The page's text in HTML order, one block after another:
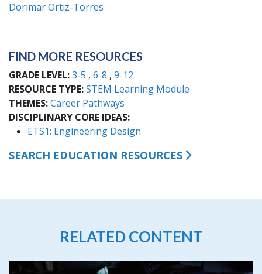
Dorimar Ortiz-Torres
FIND MORE RESOURCES
GRADE LEVEL 3-5 6-8 9-12
RESOURCE TYPE STEM Learning Module
THEMES Career Pathways
DISCIPLINARY CORE IDEAS
ETS1: Engineering Design
SEARCH EDUCATION RESOURCES
RELATED CONTENT